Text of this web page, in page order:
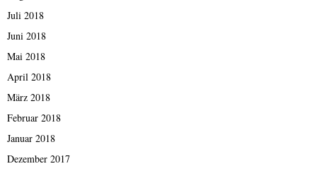
Juli 2018
Juni 2018
Mai 2018
April 2018
März 2018
Februar 2018
Januar 2018
Dezember 2017